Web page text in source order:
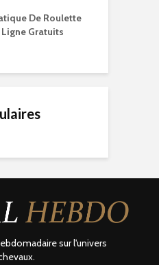
De Roulette
Ligne Gratuits
sur l'univers